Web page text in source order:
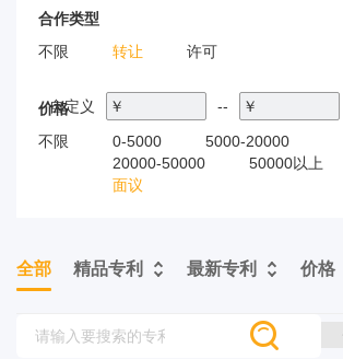
合作类型
不限
转让 许可
价格
不限
0-5000
5000-20000
20000-50000
50000以上
面议
自定义 ￥ -- ￥
全部 精品专利 最新专利 价格